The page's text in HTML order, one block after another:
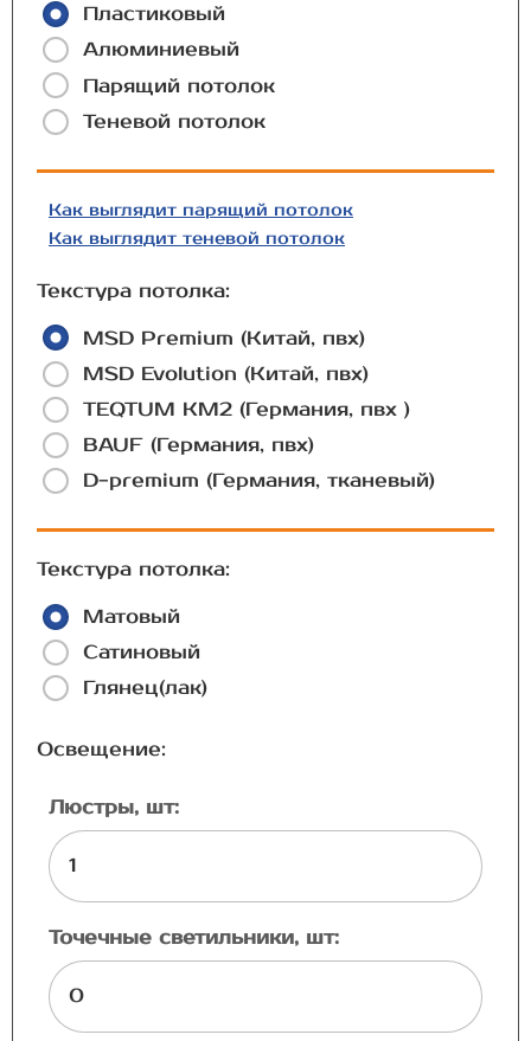
Пластиковый
Алюминиевый
Парящий потолок
Теневой потолок
Как выглядит парящий потолок
Как выглядит теневой потолок
Текстура потолка:
MSD Premium (Китай, пвх)
MSD Evolution (Китай, пвх)
TEQTUM КМ2 (Германия, пвх )
BAUF (Германия, пвх)
D-premium (Германия, тканевый)
Текстура потолка:
Матовый
Сатиновый
Глянец(лак)
Освещение:
Люстры, шт:
Точечные светильники, шт: